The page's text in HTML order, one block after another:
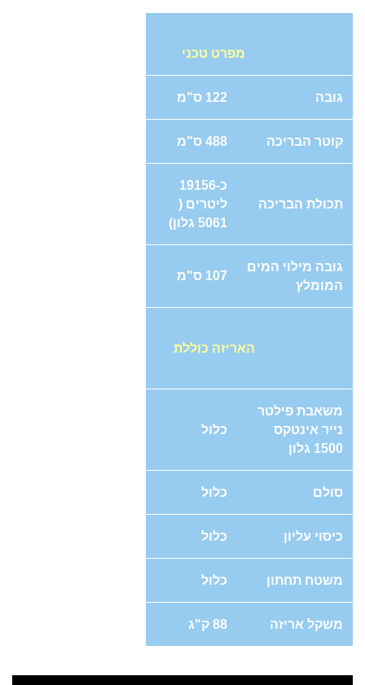
מפרט טכני
גובה 122 ס"מ
קוטר הבריכה 488 ס"מ
תכולת הבריכה
כ-19156
ליטרים (
5061 גלון)
גובה מילוי המים
המומלץ
107 ס"מ
האריזה כוללת
משאבת פילטר
נייר אינטקס
1500 גלון
כלול
סולם כלול
כיסוי עליון כלול
משטח תחתון כלול
משקל אריזה 88 ק"ג